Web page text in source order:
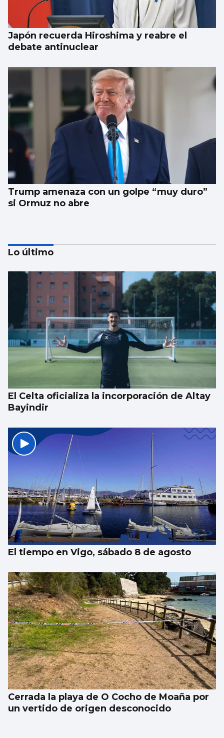
Japón recuerda Hiroshima y reabre el
debate antinuclear
Trump amenaza con un golpe “muy duro”
si Ormuz no abre
EEUU ve posible llegar a un acuerdo
inminente con Irán
Lo último
El Celta oficializa la incorporación de Altay
Bayindir
El tiempo en Vigo, sábado 8 de agosto
Cerrada la playa de O Cocho de Moaña por
un vertido de origen desconocido